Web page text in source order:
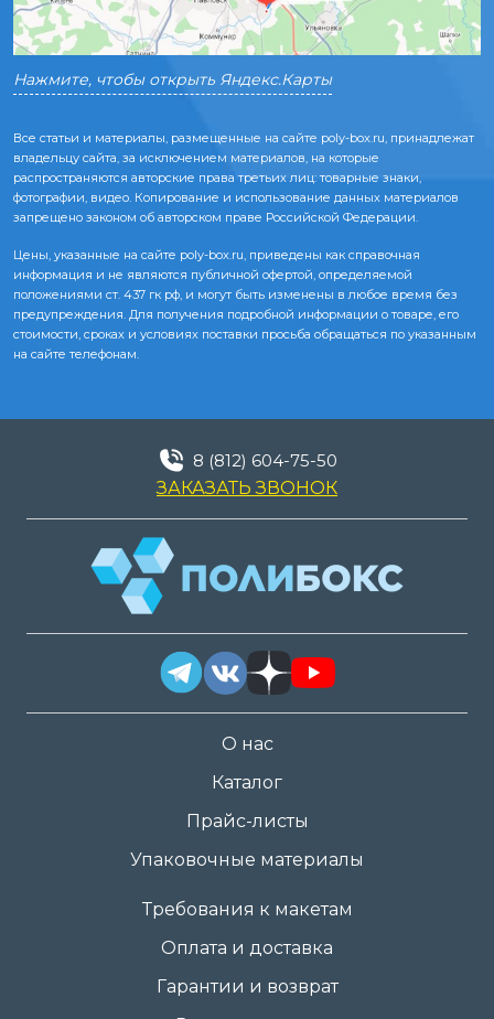
Нажмите, чтобы открыть Яндекс.Карты
Все статьи и материалы, размещенные на сайте poly-box.ru, принадлежат
владельцу сайта, за исключением материалов, на которые
распространяются авторские права третьих лиц: товарные знаки,
фотографии, видео. Копирование и использование данных материалов
запрещено законом об авторском праве Российской Федерации.
Цены, указанные на сайте poly-box.ru, приведены как справочная
информация и не являются публичной офертой, определяемой
положениями ст. 437 гк рф, и могут быть изменены в любое время без
предупреждения. Для получения подробной информации о товаре, его
стоимости, сроках и условиях поставки просьба обращаться по указанным
на сайте телефонам.
О нас
Каталог
Прайс-листы
Упаковочные материалы
Требования к макетам
Оплата и доставка
Гарантии и возврат
8 (812) 604-75-50
ЗАКАЗАТЬ ЗВОНОК